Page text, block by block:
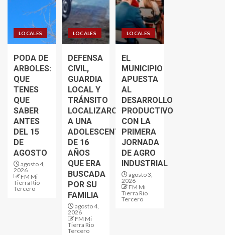
LOCALES
PODA DE
ARBOLES:
QUE
TENES
QUE
SABER
ANTES
DEL 15
DE
AGOSTO
agosto 4,
2026
FM Mi
Tierra Rio
Tercero
LOCALES
DEFENSA
CIVIL,
GUARDIA
LOCAL Y
TRÁNSITO
LOCALIZARON
A UNA
ADOLESCENTE
DE 16
AÑOS
QUE ERA
BUSCADA
POR SU
FAMILIA
agosto 4,
2026
FM Mi
Tierra Rio
Tercero
LOCALES
EL
MUNICIPIO
APUESTA
AL
DESARROLLO
PRODUCTIVO
CON LA
PRIMERA
JORNADA
DE AGRO
INDUSTRIAL
agosto 3,
2026
FM Mi
Tierra Rio
Tercero